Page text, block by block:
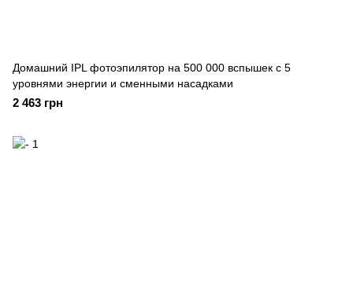
Домашний IPL фотоэпилятор на 500 000 вспышек с 5
уровнями энергии и сменными насадками
2 463 грн